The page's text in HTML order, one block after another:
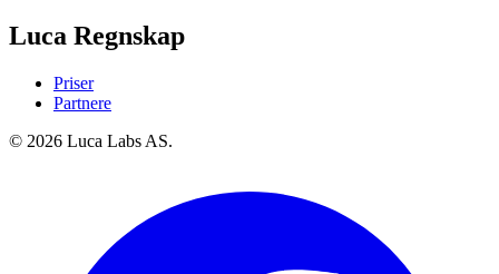
Luca Regnskap
Priser
Partnere
© 2026 Luca Labs AS.